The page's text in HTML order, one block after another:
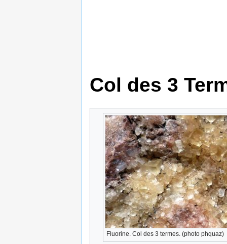
Col des 3
Fluorine. Col des 3 termes. (photo phquaz)